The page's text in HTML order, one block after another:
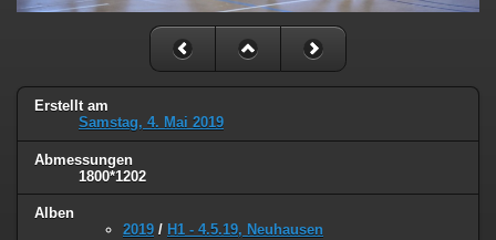
Erstellt am
Samstag, 4. Mai 2019
Abmessungen
1800*1202
Alben
2019 / H1 - 4.5.19, Neuhausen